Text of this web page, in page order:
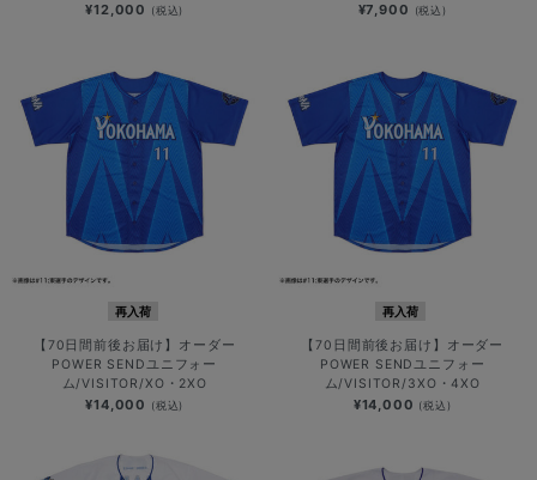
¥12,000 (税込) ¥7,900 (税込)
再入荷
【70日間前後お届け】オーダー
POWER SENDユニフォー
ム/VISITOR/XO・2XO
¥14,000 (税込)
再入荷
【70日間前後お届け】オーダー
POWER SENDユニフォー
ム/VISITOR/3XO・4XO
¥14,000 (税込)